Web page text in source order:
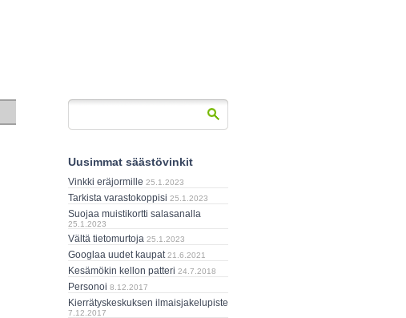
Uusimmat säästövinkit
Vinkki eräjormille 25.1.2023
Tarkista varastokoppisi 25.1.2023
Suojaa muistikortti salasanalla
25.1.2023
Vältä tietomurtoja 25.1.2023
Googlaa uudet kaupat 21.6.2021
Kesämökin kellon patteri 24.7.2018
Personoi 8.12.2017
Kierrätyskeskuksen ilmaisjakelupiste
7.12.2017